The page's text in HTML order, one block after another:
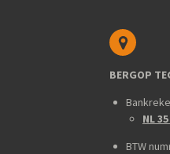
BERGOP
NL
BTW